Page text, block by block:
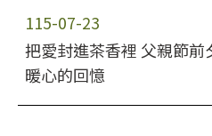
115-07-23
把愛封進茶香裡 父親節前
暖心的回憶